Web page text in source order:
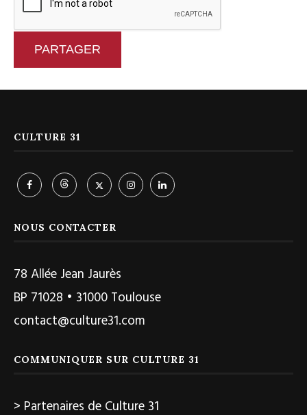
PARTAGER
CULTURE 31
NOUS CONTACTER
78 Allée Jean Jaurès
BP 71028 • 31000 Toulouse
contact@culture31.com
COMMUNIQUER SUR CULTURE 31
> Partenaires de Culture 31